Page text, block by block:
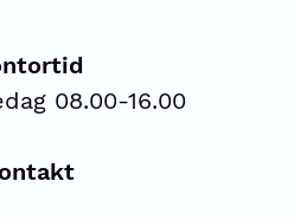
08.00-16.00